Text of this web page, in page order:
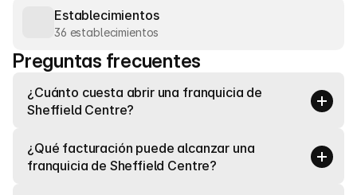
Establecimientos
36 establecimientos
Preguntas frecuentes
¿Cuánto cuesta abrir una franquicia de
Sheffield Centre?
¿Qué facturación puede alcanzar una
franquicia de Sheffield Centre?